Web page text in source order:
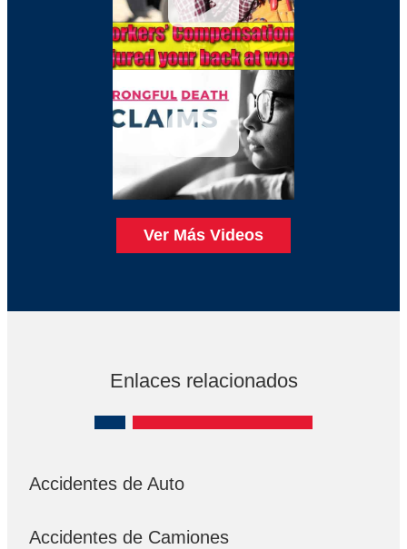
Ver Más Videos
Enlaces relacionados
Accidentes de Auto
Accidentes de Camiones